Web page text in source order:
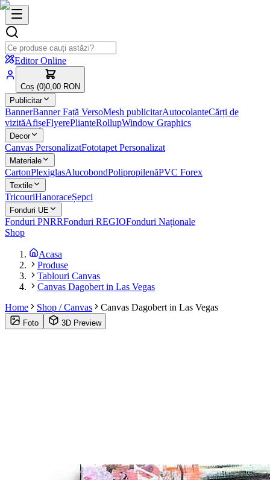
Editor Online
Coș (0)0,00 RON
Publicitar
BannerBanner Față VersoMesh publicitarAutocolanteCărți de
vizităAfișeFlyerePlianteRollupWindow Graphics
Decor
Canvas PersonalizatFototapet Personalizat
Materiale
CartonPlexiglasAlucobondPolipropilenăPVC Forex
Textile
TricouriHanoraceȘepci
Fonduri UE
Fonduri PNRRFonduri REGIOFonduri Naționale
Shop
Acasa
Produse
Tablouri Canvas
Canvas Dagobert in Las Vegas
Home
Shop / Canvas Canvas Dagobert in Las Vegas
Foto 3D Preview